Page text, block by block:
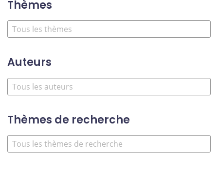
Thèmes
Auteurs
Thèmes de recherche